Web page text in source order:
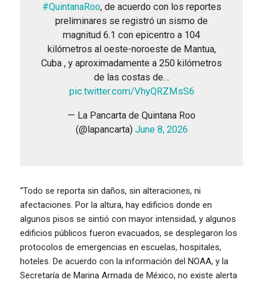
#QuintanaRoo, de acuerdo con los reportes
preliminares se registró un sismo de
magnitud 6.1 con epicentro a 104
kilómetros al oeste-noroeste de Mantua,
Cuba , y aproximadamente a 250 kilómetros
de las costas de…
pic.twitter.com/VhyQRZMsS6
— La Pancarta de Quintana Roo
(@lapancarta) June 8, 2026
“Todo se reporta sin daños, sin alteraciones, ni
afectaciones. Por la altura, hay edificios donde en
algunos pisos se sintió con mayor intensidad, y algunos
edificios públicos fueron evacuados, se desplegaron los
protocolos de emergencias en escuelas, hospitales,
hoteles. De acuerdo con la información del NOAA, y la
Secretaría de Marina Armada de México, no existe alerta